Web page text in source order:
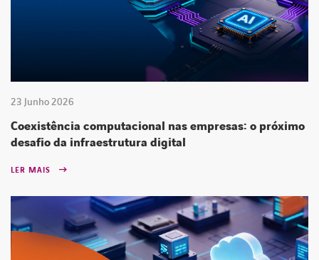
23 Junho 2026
Coexistência computacional nas empresas: o próximo
desafio da infraestrutura digital
LER MAIS